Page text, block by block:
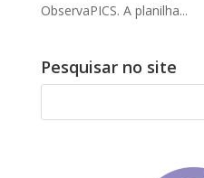
ObservaPICS. A planilha...
Pesquisar no site